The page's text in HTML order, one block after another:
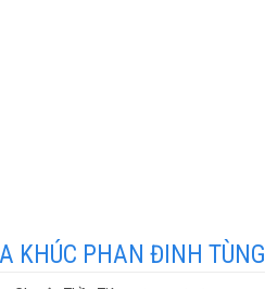
KHÚC PHAN ĐINH TÙNG